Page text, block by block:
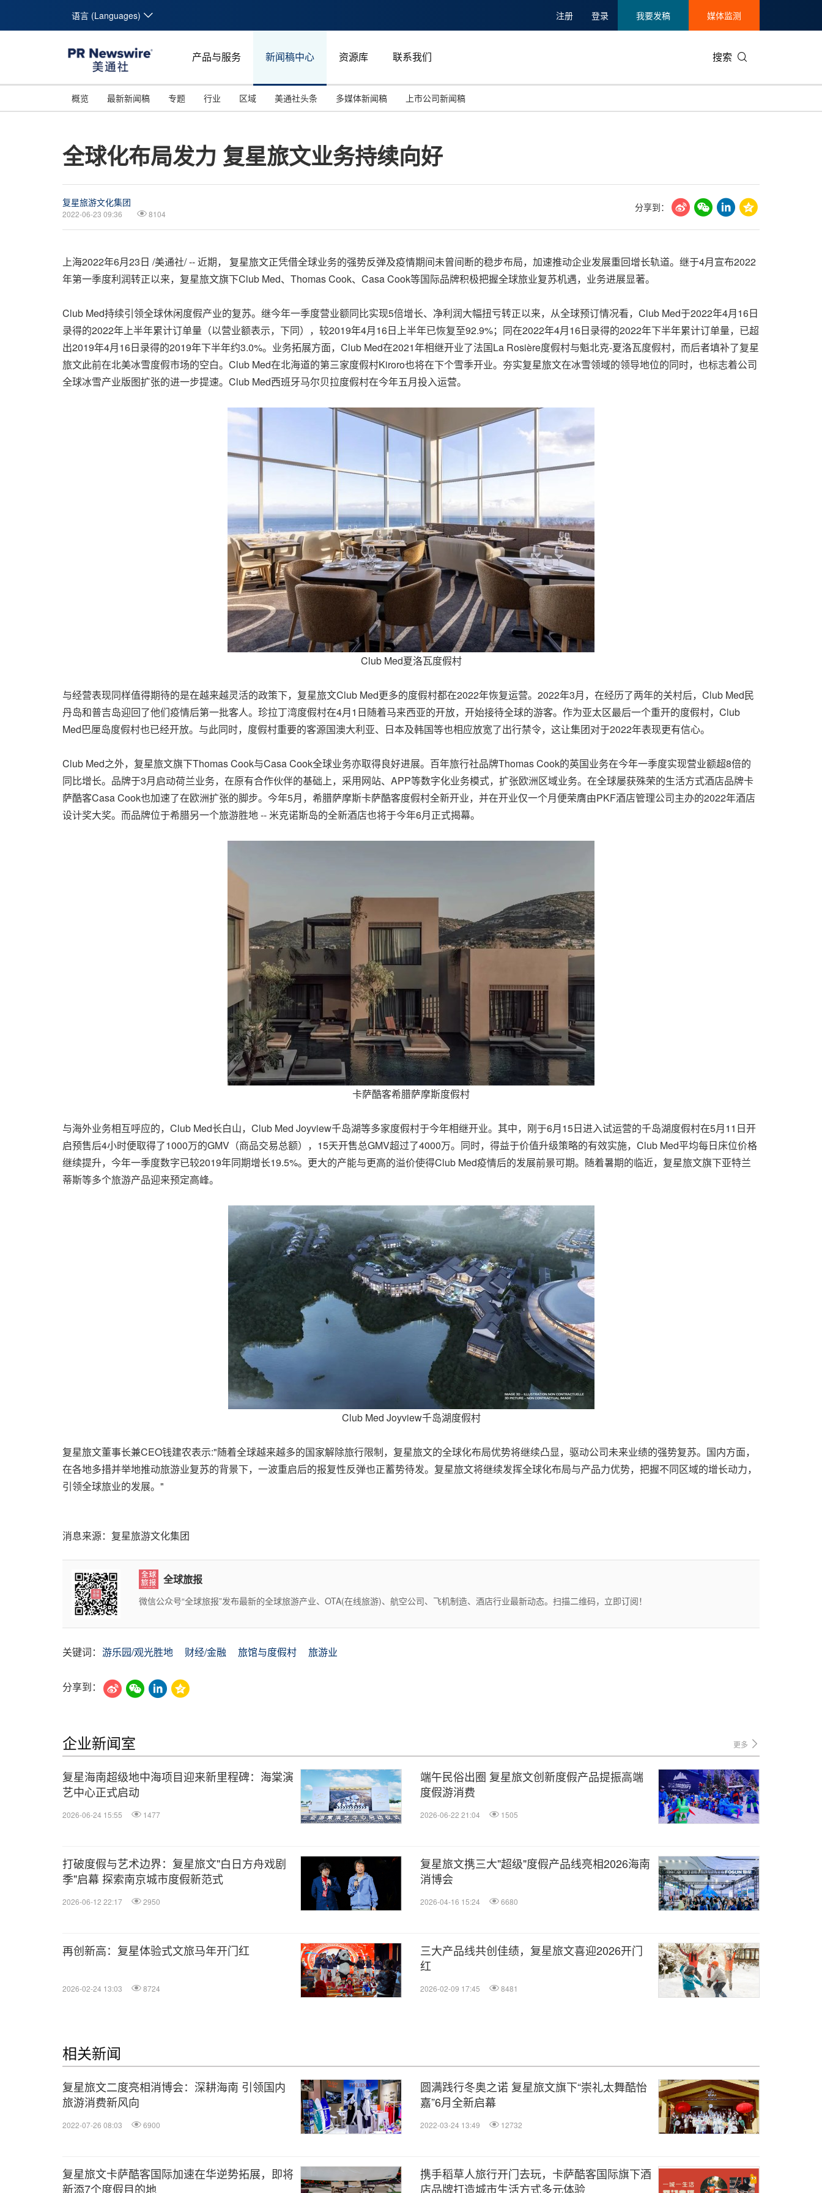
语言 (Languages) 注册 登录 我要发稿 媒体监测
产品与服务 新闻稿中心 资源库 联系我们 搜索
概览 最新新闻稿 专题
美国临床肿瘤学会(ASCO)
行业 区域 美通社头条 多媒体新闻稿 上市公司新闻稿
全球化布局发力 复星旅文业务持续向好
复星旅游文化集团
2022-06-23 09:36 8104
分享到：
上海2022年6月23日 /美通社/ --近期， 复星旅文正凭借全球业务的强势反弹及疫情期间未曾间断的稳步布局，加速推动企业发展重回增长轨道。继于4月宣布2022
年第一季度利润转正以来，复星旅文旗下Club Med、Thomas Cook、Casa Cook等国际品牌积极把握全球旅业复苏机遇，业务进展显著。
Club Med持续引领全球休闲度假产业的复苏。继今年一季度营业额同比实现5倍增长、净利润大幅扭亏转正以来，从全球预订情况看，Club Med于2022年4月16日
录得的2022年上半年累计订单量（以营业额表示，下同），较2019年4月16日上半年已恢复至92.9%；同在2022年4月16日录得的2022年下半年累计订单量，已超
出2019年4月16日录得的2019年下半年约3.0%。业务拓展方面，Club Med在2021年相继开业了法国La Rosière度假村与魁北克-夏洛瓦度假村，而后者填补了复星
旅文此前在北美冰雪度假市场的空白。Club Med在北海道的第三家度假村Kiroro也将在下个雪季开业。夯实复星旅文在冰雪领域的领导地位的同时，也标志着公司
全球冰雪产业版图扩张的进一步提速。Club Med西班牙马尔贝拉度假村在今年五月投入运营。
Club Med夏洛瓦度假村
与经营表现同样值得期待的是在越来越灵活的政策下，复星旅文Club Med更多的度假村都在2022年恢复运营。2022年3月，在经历了两年的关村后，Club Med民
丹岛和普吉岛迎回了他们疫情后第一批客人。珍拉丁湾度假村在4月1日随着马来西亚的开放，开始接待全球的游客。作为亚太区最后一个重开的度假村，Club
Med巴厘岛度假村也已经开放。与此同时，度假村重要的客源国澳大利亚、日本及韩国等也相应放宽了出行禁令，这让集团对于2022年表现更有信心。
Club Med之外，复星旅文旗下Thomas Cook与Casa Cook全球业务亦取得良好进展。百年旅行社品牌Thomas Cook的英国业务在今年一季度实现营业额超8倍的
同比增长。品牌于3月启动荷兰业务，在原有合作伙伴的基础上，采用网站、APP等数字化业务模式，扩张欧洲区域业务。在全球屡获殊荣的生活方式酒店品牌卡
萨酷客Casa Cook也加速了在欧洲扩张的脚步。今年5月，希腊萨摩斯卡萨酷客度假村全新开业，并在开业仅一个月便荣膺由PKF酒店管理公司主办的2022年酒店
设计奖大奖。而品牌位于希腊另一个旅游胜地 -- 米克诺斯岛的全新酒店也将于今年6月正式揭幕。
卡萨酷客希腊萨摩斯度假村
与海外业务相互呼应的，Club Med长白山，Club Med Joyview千岛湖等多家度假村于今年相继开业。其中，刚于6月15日进入试运营的千岛湖度假村在5月11日开
启预售后4小时便取得了1000万的GMV（商品交易总额），15天开售总GMV超过了4000万。同时，得益于价值升级策略的有效实施，Club Med平均每日床位价格
继续提升，今年一季度数字已较2019年同期增长19.5%。更大的产能与更高的溢价使得Club Med疫情后的发展前景可期。随着暑期的临近，复星旅文旗下亚特兰
蒂斯等多个旅游产品迎来预定高峰。
Club Med Joyview千岛湖度假村
复星旅文董事长兼CEO钱建农表示:"随着全球越来越多的国家解除旅行限制，复星旅文的全球化布局优势将继续凸显，驱动公司未来业绩的强势复苏。国内方面，
在各地多措并举地推动旅游业复苏的背景下，一波重启后的报复性反弹也正蓄势待发。复星旅文将继续发挥全球化布局与产品力优势，把握不同区域的增长动力，
引领全球旅业的发展。"
消息来源：复星旅游文化集团
全球旅报
微信公众号“全球旅报”发布最新的全球旅游产业、OTA(在线旅游)、航空公司、飞机制造、酒店行业最新动态。扫描二维码，立即订阅！
关键词： 游乐园/观光胜地 财经/金融 旅馆与度假村 旅游业
分享到：
企业新闻室 更多
复星海南超级地中海项目迎来新里程碑：海棠演
艺中心正式启动
2026-06-24 15:55 1477
端午民俗出圈 复星旅文创新度假产品提振高端
度假游消费
2026-06-22 21:04 1505
打破度假与艺术边界：复星旅文"白日方舟戏剧
季"启幕 探索南京城市度假新范式
2026-06-12 22:17 2950
复星旅文携三大"超级"度假产品线亮相2026海南
消博会
2026-04-16 15:24 6680
再创新高：复星体验式文旅马年开门红
2026-02-24 13:03 8724
三大产品线共创佳绩，复星旅文喜迎2026开门
红
2026-02-09 17:45 8481
相关新闻
复星旅文二度亮相消博会：深耕海南 引领国内
旅游消费新风向
2022-07-26 08:03 6900
圆满践行冬奥之诺 复星旅文旗下“崇礼太舞酷怡
嘉”6月全新启幕
2022-03-24 13:49 12732
复星旅文卡萨酷客国际加速在华逆势拓展，即将
新添7个度假目的地
携手稻草人旅行开门去玩，卡萨酷客国际旗下酒
店品牌打造城市生活方式多元体验